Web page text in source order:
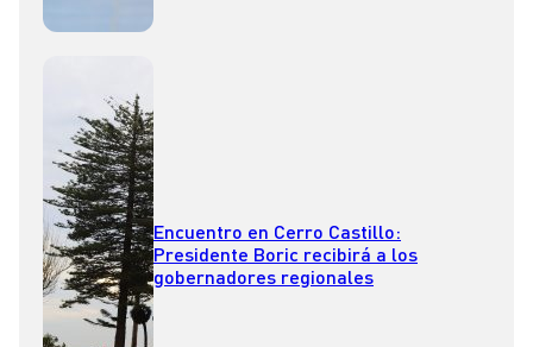
Encuentro en Cerro Castillo:
Presidente Boric recibirá a los
gobernadores regionales